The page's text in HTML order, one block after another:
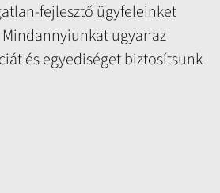
fejlesztő ügyfeleinket
ugyanaz
és egyediséget biztosítsunk